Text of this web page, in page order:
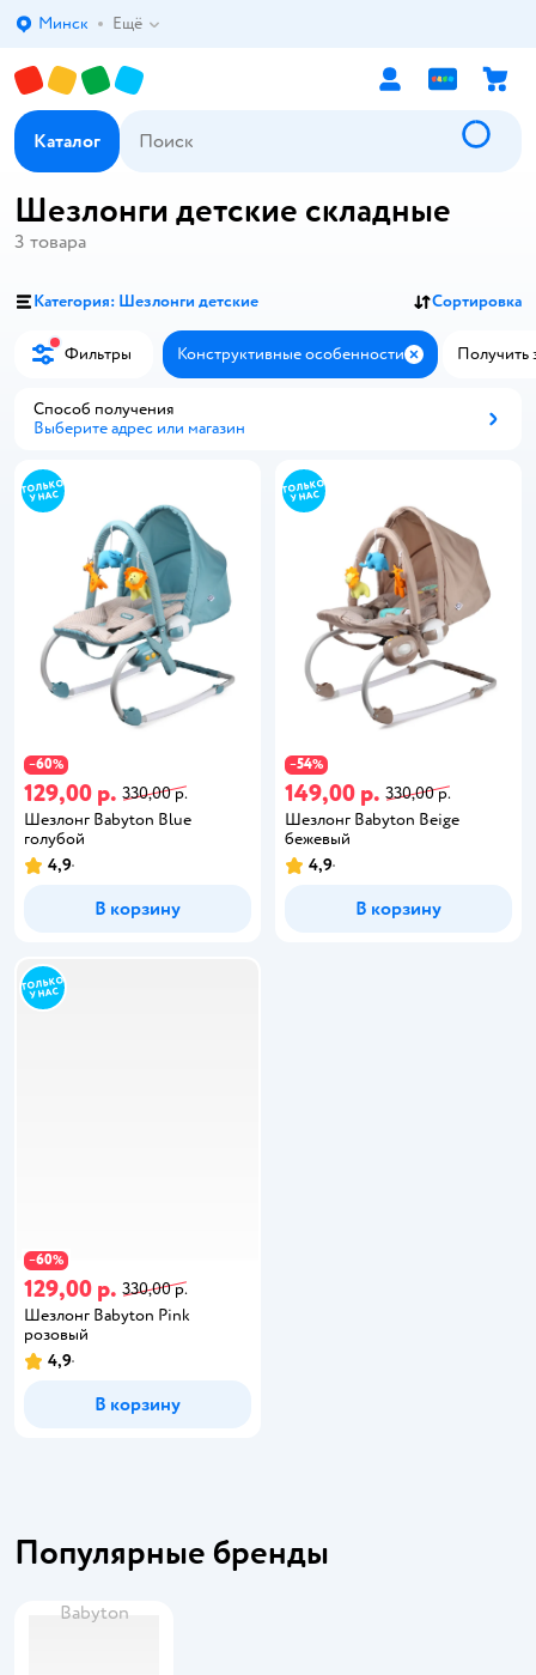
Выбор адреса доставки.
Минск Ещё
Каталог
Шезлонги детские складные
3 товара
Категория: Шезлонги детские Сортировка
Фильтры Конструктивные особенности ЗакрытьПолучить
Способ получения
Выберите адрес или магазин
−60%
129,00 р. 330,00 р.
Шезлонг Babyton Blue
голубой
4,9
В корзину
−54%
149,00 р. 330,00 р.
Шезлонг Babyton Beige
бежевый
4,9
В корзину
−60%
129,00 р. 330,00 р.
Шезлонг Babyton Pink
розовый
4,9
В корзину
Популярные бренды
Babyton